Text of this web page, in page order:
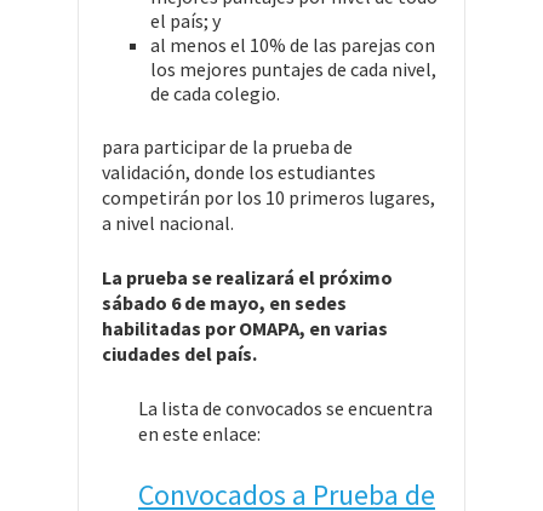
el país; y
al menos el 10% de las parejas con
los mejores puntajes de cada nivel,
de cada colegio.
para participar de la prueba de
validación, donde los estudiantes
competirán por los 10 primeros lugares,
a nivel nacional.
La prueba se realizará el próximo
sábado 6 de mayo, en sedes
habilitadas por OMAPA, en varias
ciudades del país.
La lista de convocados se encuentra
en este enlace:
Convocados a Prueba de